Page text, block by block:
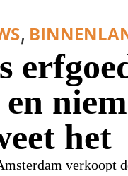
,
het
verkoopt